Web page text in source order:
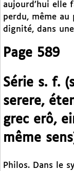
aujourd’hui elle
perdu, même au
dignité, dans
Page 589
Série s. f.
serere,
grec erô,
même
Philos. Dans le